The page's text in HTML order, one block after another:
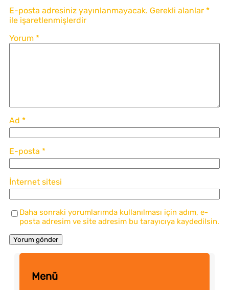
E-posta adresiniz yayınlanmayacak. Gerekli alanlar *
ile işaretlenmişlerdir
Yorum *
Ad *
E-posta *
İnternet sitesi
Daha sonraki yorumlarımda kullanılması için adım, e-
posta adresim ve site adresim bu tarayıcıya kaydedilsin.
Menü